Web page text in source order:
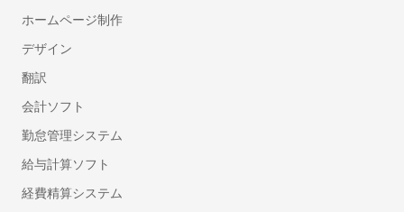
顧問紹介サービス
ハラスメント対策サービス
プログラミング研修
管理職研修
法人向け英語研修
産業医紹介サービス
ホームページ制作
デザイン
翻訳
会計ソフト
勤怠管理システム
給与計算ソフト
経費精算システム